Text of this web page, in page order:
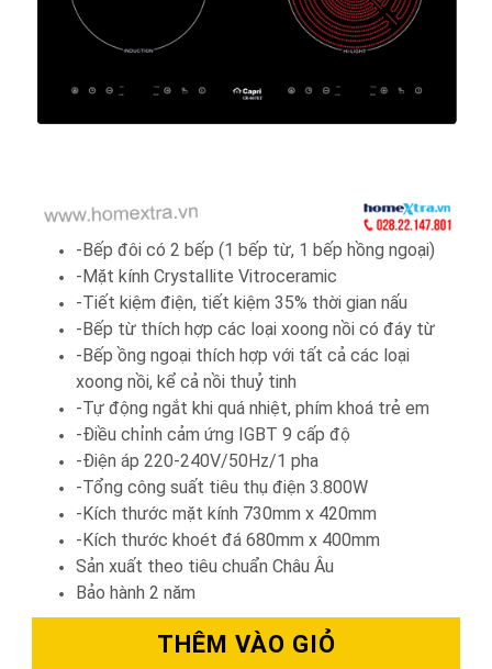
-Bếp đôi có 2 bếp (1 bếp từ, 1 bếp hồng ngoại)
-Mặt kính Crystallite Vitroceramic
-Tiết kiệm điện, tiết kiệm 35% thời gian nấu
-Bếp từ thích hợp các loại xoong nồi có đáy từ
-Bếp ồng ngoại thích hợp với tất cả các loại
xoong nồi, kể cả nồi thuỷ tinh
-Tự động ngắt khi quá nhiệt, phím khoá trẻ em
-Điều chỉnh cảm ứng IGBT 9 cấp độ
-Điện áp 220-240V/50Hz/1 pha
-Tổng công suất tiêu thụ điện 3.800W
-Kích thước mặt kính 730mm x 420mm
-Kích thước khoét đá 680mm x 400mm
Sản xuất theo tiêu chuẩn Châu Âu
Bảo hành 2 năm
THÊM VÀO GIỎ